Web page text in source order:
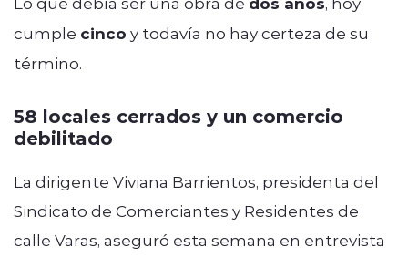
cumple cinco y todavía no hay certeza de su
término.
58 locales cerrados y un comercio
debilitado
La dirigente Viviana Barrientos, presidenta del
Sindicato de Comerciantes y Residentes de
calle Varas, aseguró esta semana en entrevista